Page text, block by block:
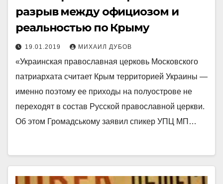
разрыв между официозом и
реальностью по Крыму
19.01.2019 МИХАИЛ ДУБОВ
«Украинская православная церковь Московского
патриархата считает Крым территорией Украины —
именно поэтому ее приходы на полуострове не
переходят в состав Русской православной церкви.
Об этом Громадському заявил спикер УПЦ МП…